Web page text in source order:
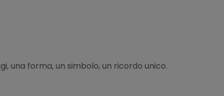
una forma, un simbolo, un ricordo unico.